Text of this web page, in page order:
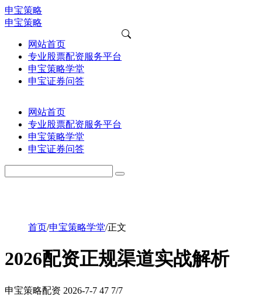
申宝策略
申宝策略
网站首页
专业股票配资服务平台
申宝策略学堂
申宝证券问答
网站首页
专业股票配资服务平台
申宝策略学堂
申宝证券问答
首页/申宝策略学堂/正文
2026配资正规渠道实战解析
申宝策略配资 2026-7-7 47 7/7